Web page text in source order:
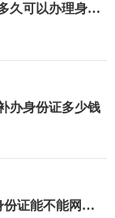
婴儿办理重庆身份证要多久 重庆孩子出生多久可以办理身份证
办身份证多少钱
重庆身份证损坏线上换领条件+流程 重庆身份证能不能网上补办